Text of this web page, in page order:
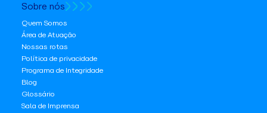
Sobre nós
Quem Somos
Área de Atuação
Nossas rotas
Política de privacidade
Programa de Integridade
Blog
Glossário
Sala de Imprensa